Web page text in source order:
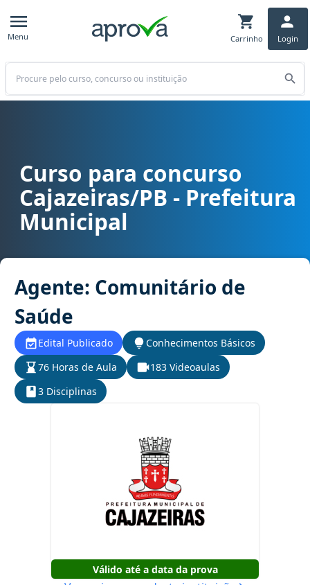
Menu Carrinho Login
Buscar
Curso para concurso Cajazeiras/PB - Prefeitura Municipal cargo
Curso para concurso
Cajazeiras/PB - Prefeitura
Municipal
Agente: Comunitário de
Saúde
Edital Publicado
Conhecimentos Básicos
76 Horas de Aula
183 Videoaulas
3 Disciplinas
Válido até a data da prova